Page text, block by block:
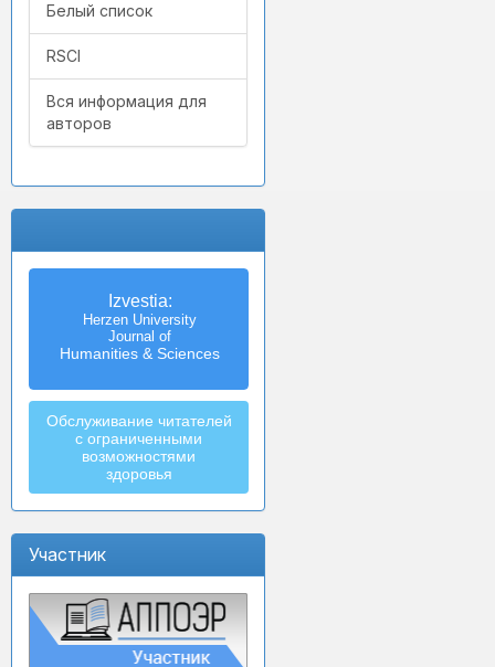
Белый список
RSCI
Вся информация для
авторов
Izvestia:
Herzen University
Journal of
Humanities & Sciences
Обслуживание читателей
с ограниченными
возможностями
здоровья
Участник